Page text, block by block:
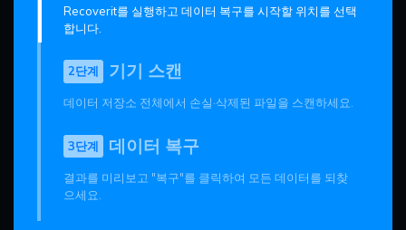
Recoverit를 실행하고 데이터 복구를 시작할 위치를 선택
합니다.
2단계 기기 스캔
데이터 저장소 전체에서 손실·삭제된 파일을 스캔하세요.
3단계 데이터 복구
결과를 미리보고 "복구"를 클릭하여 모든 데이터를 되찾
으세요.